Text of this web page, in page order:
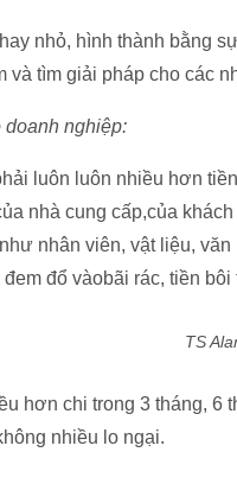
nhỏ, hình thành bằng
và tìm giải pháp cho các
doanh nghiệp:
luôn luôn nhiều hơn
nhà cung cấp,của
nhân viên, vật liệu,
đổ vàobãi rác, tiền
TS
hơn chi trong 3 tháng, 6
nhiều lo ngại.